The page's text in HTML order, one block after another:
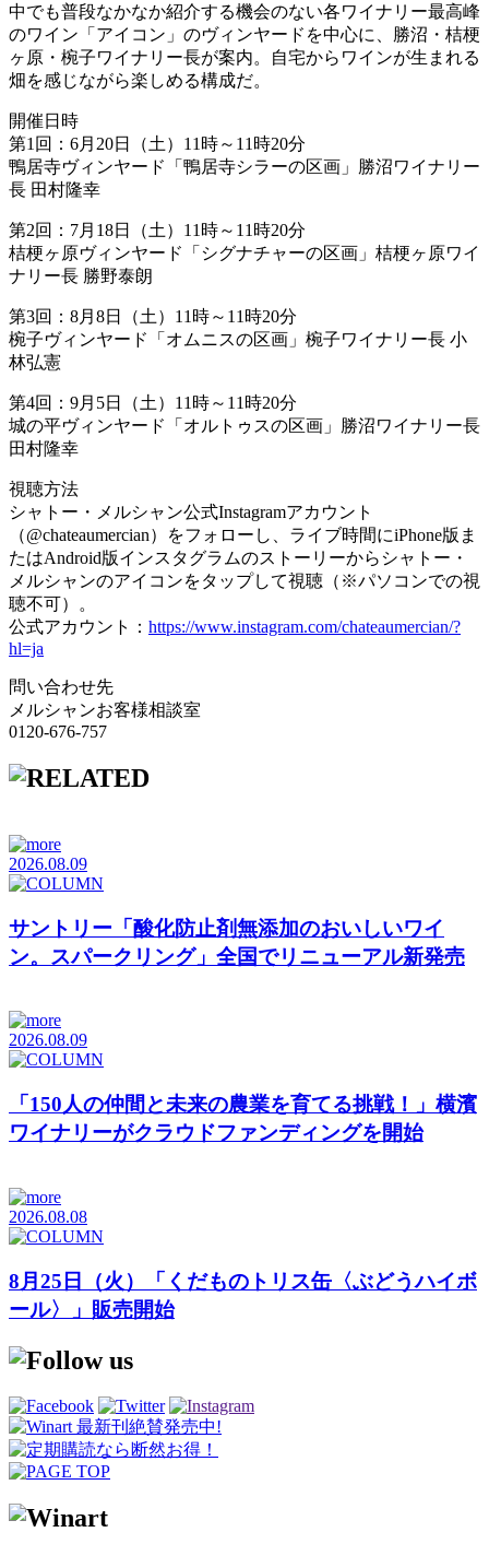
中でも普段なかなか紹介する機会のない各ワイナリー最高峰
のワイン「アイコン」のヴィンヤードを中心に、勝沼・桔梗
ヶ原・椀子ワイナリー長が案内。自宅からワインが生まれる
畑を感じながら楽しめる構成だ。
開催日時
第1回：6月20日（土）11時～11時20分
鴨居寺ヴィンヤード「鴨居寺シラーの区画」勝沼ワイナリー
長 田村隆幸
第2回：7月18日（土）11時～11時20分
桔梗ヶ原ヴィンヤード「シグナチャーの区画」桔梗ヶ原ワイ
ナリー長 勝野泰朗
第3回：8月8日（土）11時～11時20分
椀子ヴィンヤード「オムニスの区画」椀子ワイナリー長 小
林弘憲
第4回：9月5日（土）11時～11時20分
城の平ヴィンヤード「オルトゥスの区画」勝沼ワイナリー長
田村隆幸
視聴方法
シャトー・メルシャン公式Instagramアカウント
（@chateaumercian）をフォローし、ライブ時間にiPhone版ま
たはAndroid版インスタグラムのストーリーからシャトー・
メルシャンのアイコンをタップして視聴（※パソコンでの視
聴不可）。
公式アカウント： https://www.instagram.com/chateaumercian/?
hl=ja
問い合わせ先
メルシャンお客様相談室
0120-676-757
2026.08.09
サントリー「酸化防止剤無添加のおいしいワイ
ン。スパークリング」全国でリニューアル新発売
2026.08.09
「150人の仲間と未来の農業を育てる挑戦！」横濱
ワイナリーがクラウドファンディングを開始
2026.08.08
8月25日（火）「くだものトリス缶〈ぶどうハイボ
ール〉」販売開始